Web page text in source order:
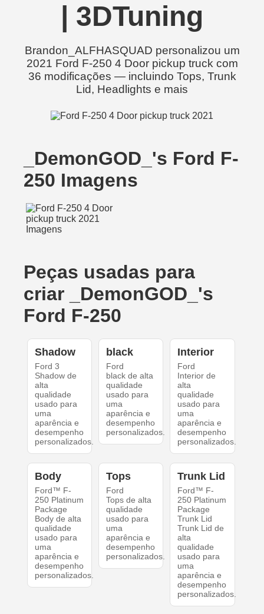
| 3DTuning
Brandon_ALFHASQUAD personalizou um
2021 Ford F-250 4 Door pickup truck com
36 modificações — incluindo Tops, Trunk
Lid, Headlights e mais
_DemonGOD_'s Ford F-
250 Imagens
Peças usadas para
criar _DemonGOD_'s
Ford F-250
Shadow
Ford 3
Shadow de
alta
qualidade
usado para
uma
aparência e
desempenho
personalizados.
black
Ford
black de alta
qualidade
usado para
uma
aparência e
desempenho
personalizados.
Interior
Ford
Interior de
alta
qualidade
usado para
uma
aparência e
desempenho
personalizados.
Body
Ford™ F-
250 Platinum
Package
Body de alta
qualidade
usado para
uma
aparência e
desempenho
personalizados.
Tops
Ford
Tops de alta
qualidade
usado para
uma
aparência e
desempenho
personalizados.
Trunk Lid
Ford™ F-
250 Platinum
Package
Trunk Lid
Trunk Lid de
alta
qualidade
usado para
uma
aparência e
desempenho
personalizados.